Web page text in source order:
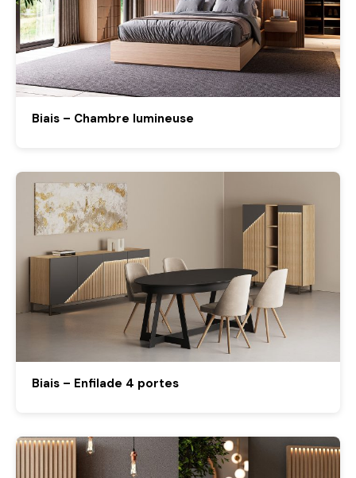
Biais – Chambre lumineuse
Biais – Enfilade 4 portes